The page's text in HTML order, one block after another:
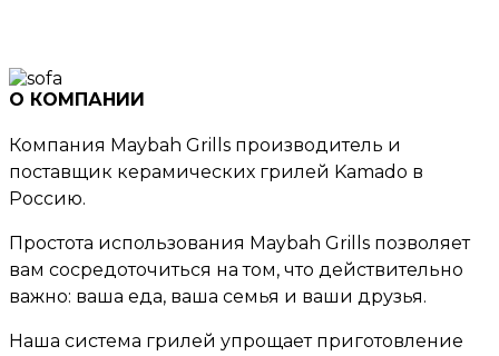
О КОМПАНИИ
Компания Maybah Grills производитель и
поставщик керамических грилей Kamado в
Россию.
Простота использования Maybah Grills позволяет
вам сосредоточиться на том, что действительно
важно: ваша еда, ваша семья и ваши друзья.
Наша система грилей упрощает приготовление